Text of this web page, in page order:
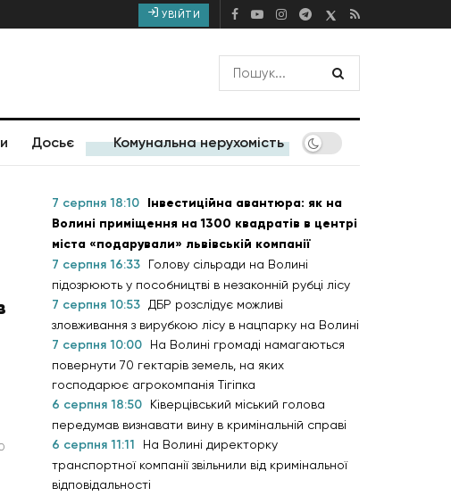
УВІЙТИ
Досьє Комунальна нерухомість
7 серпня 18:10 Інвестиційна авантюра: як на
Волині приміщення на 1300 квадратів в центрі
міста «подарували» львівській компанії
7 серпня 16:33
Голову сільради на Волині
підозрюють у пособництві в незаконній рубці лісу
7 серпня 10:53
ДБР розслідує можливі
зловживання з вирубкою лісу в нацпарку на Волині
7 серпня 10:00
На Волині громаді намагаються
повернути 70 гектарів земель, на яких
господарює агрокомпанія Тігіпка
6 серпня 18:50
Ківерцівський міський голова
передумав визнавати вину в кримінальній справі
6 серпня 11:11
На Волині директорку
транспортної компанії звільнили від кримінальної
відповідальності